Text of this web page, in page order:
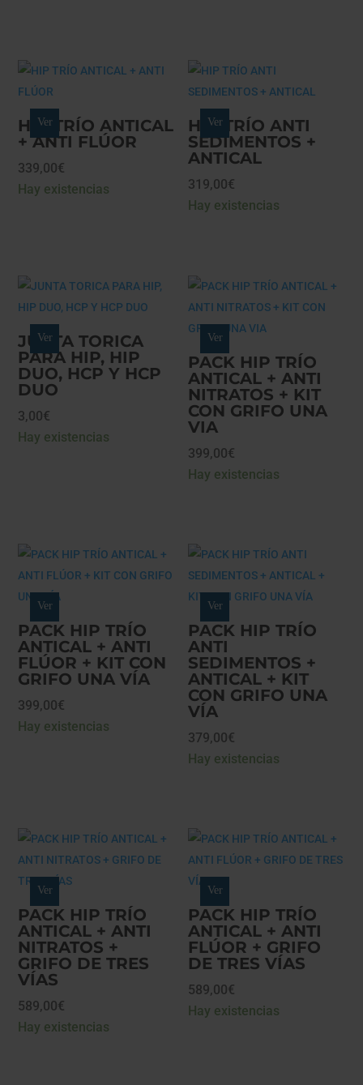
hasta
HIP TRÍO ANTICAL
+ ANTI FLÚOR
339,00€
Hay existencias
Ver
HIP TRÍO ANTI
SEDIMENTOS +
ANTICAL
319,00€
Hay existencias
Ver
JUNTA TORICA
PARA HIP, HIP
DUO, HCP Y HCP
DUO
3,00€
Hay existencias
Ver
PACK HIP TRÍO
ANTICAL + ANTI
NITRATOS + KIT
CON GRIFO UNA
VIA
399,00€
Hay existencias
Ver
PACK HIP TRÍO
ANTICAL + ANTI
FLÚOR + KIT CON
GRIFO UNA VÍA
399,00€
Hay existencias
Ver
PACK HIP TRÍO
ANTI
SEDIMENTOS +
ANTICAL + KIT
CON GRIFO UNA
VÍA
379,00€
Hay existencias
Ver
PACK HIP TRÍO
ANTICAL + ANTI
NITRATOS +
GRIFO DE TRES
VÍAS
589,00€
Hay existencias
Ver
PACK HIP TRÍO
ANTICAL + ANTI
FLÚOR + GRIFO
DE TRES VÍAS
589,00€
Hay existencias
Ver